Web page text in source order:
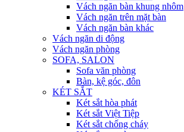
Vách ngăn bàn khung nhôm
Vách ngăn trên mặt bàn
Vách ngăn bàn khác
Vách ngăn di động
Vách ngăn phòng
SOFA, SALON
Sofa văn phòng
Bàn, kệ góc, đôn
KÉT SẮT
Két sắt hòa phát
Két sắt Việt Tiệp
Két sắt chống cháy